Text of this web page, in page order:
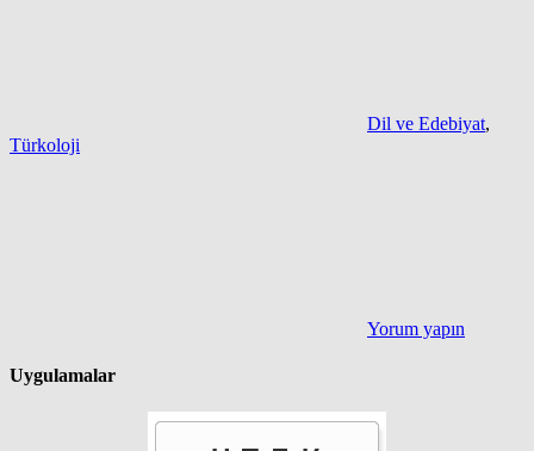
Dil ve Edebiyat,
Türkoloji
Yorum yapın
Uygulamalar